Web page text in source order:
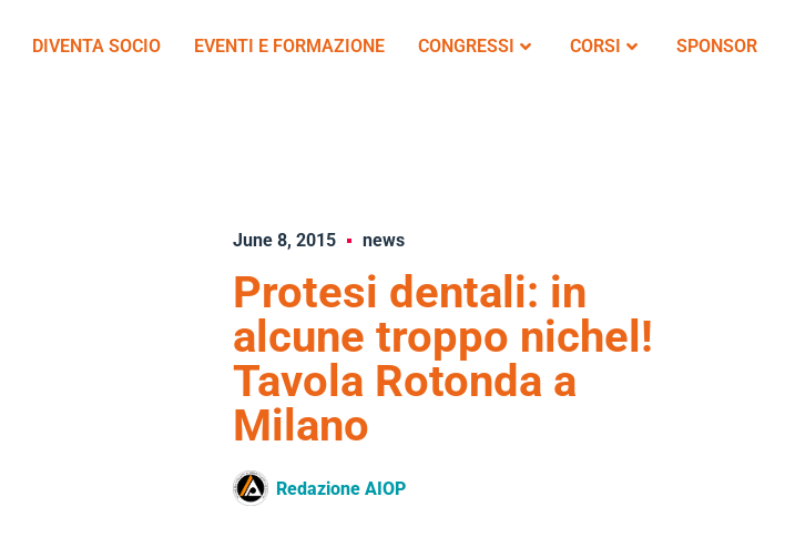
DIVENTA SOCIO EVENTI E FORMAZIONE CONGRESSI CORSI SPONSOR
June 8, 2015 news
Protesi dentali: in
alcune troppo nichel!
Tavola Rotonda a
Milano
Redazione AIOP